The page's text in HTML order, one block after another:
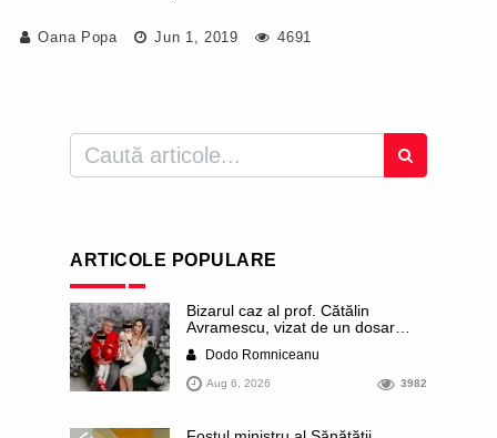
Oana Popa Jun 1, 2019 4691
ARTICOLE POPULARE
Bizarul caz al prof. Cătălin
Avramescu, vizat de un dosar
infantilă”. Miroase a execuție
stalinistă. Cea mai imundă parte a
presei publică inclusiv documente
dezvăluite date ultra-personale
Dodo Romniceanu
Aug 6, 2026 3982